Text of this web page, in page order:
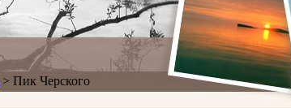
> Пик Черского